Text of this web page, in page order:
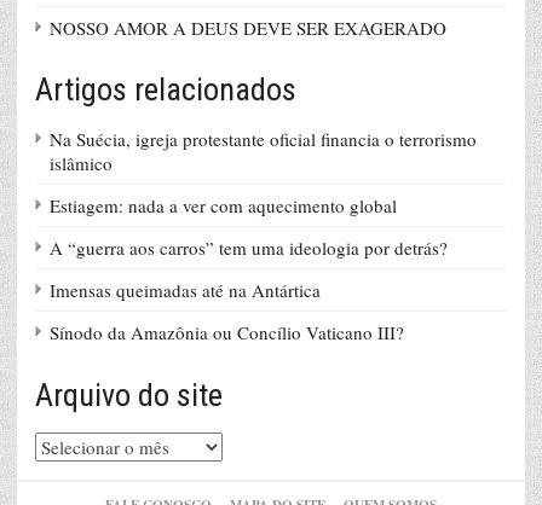
NOSSO AMOR A DEUS DEVE SER EXAGERADO
Artigos relacionados
Na Suécia, igreja protestante oficial financia o terrorismo
islâmico
Estiagem: nada a ver com aquecimento global
A “guerra aos carros” tem uma ideologia por detrás?
Imensas queimadas até na Antártica
Sínodo da Amazônia ou Concílio Vaticano III?
Arquivo do site
Arquivo
do